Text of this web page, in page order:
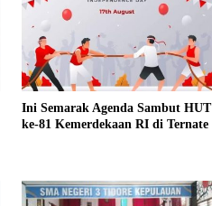
Ini Semarak Agenda Sambut HUT
ke-81 Kemerdekaan RI di Ternate